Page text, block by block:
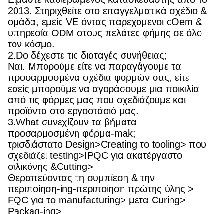
2013. Στηριχθείτε στο επαγγελματικά σχέδιο &
ομάδα, εμείς VE όντας παρεχόμενοι cOem &
υπηρεσία ODM στους πελάτες φήμης σε όλο
τον κόσμο.
2.Do δέχεστε τις διαταγές συνήθειας;
Ναι. Μπορούμε είτε να παραγάγουμε τα
προσαρμοσμένα σχέδια φορμών σας, είτε
εσείς μπορούμε να αγοράσουμε μια ποικιλία
από τις φόρμες μας που σχεδιάζουμε και
προϊόντα στο εργοστάσιό μας.
3.What συνεχίζουν τα βήματα
προσαρμοσμένη φόρμα-mak;
τρισδιάστατο Design>Creating το tooling> που
σχεδιάζει testing>IPQC για ακατέργαστο
σιλικόνης &Cutting>
Θεραπεύοντας τη συμπίεση & την
περιποίηση-ing-περιποίηση πρώτης ύλης >
FQC για το manufacturing> μετα Curing>
Packag-ing>